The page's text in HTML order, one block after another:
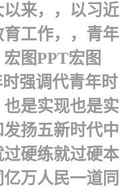
来，，以习近
工作，，青年
图PPT宏图
强调代青年时
是实现也是实
扬五新时代中
硬练就过硬本
万人民一道同